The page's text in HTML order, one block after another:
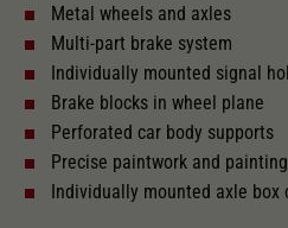
Close
Metal wheels and axles
Multi-part brake system
Individually mounted signal
Brake blocks in wheel plane
Perforated car body supports
Precise paintwork and painting
Individually mounted axle box